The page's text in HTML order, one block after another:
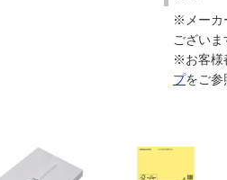
※メーカ
ございま
※お客様
プをご参